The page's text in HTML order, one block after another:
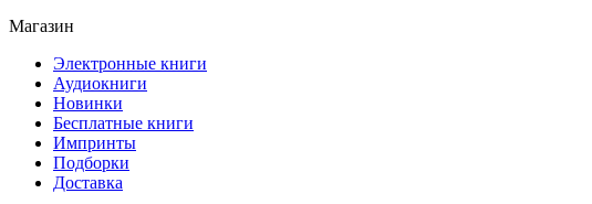
Магазин
Электронные книги
Аудиокниги
Новинки
Бесплатные книги
Импринты
Подборки
Доставка